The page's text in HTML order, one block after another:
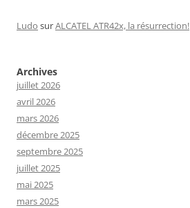
Ludo surALCATEL ATR42x, la résurrection!
Archives
juillet 2026
avril 2026
mars 2026
décembre 2025
septembre 2025
juillet 2025
mai 2025
mars 2025